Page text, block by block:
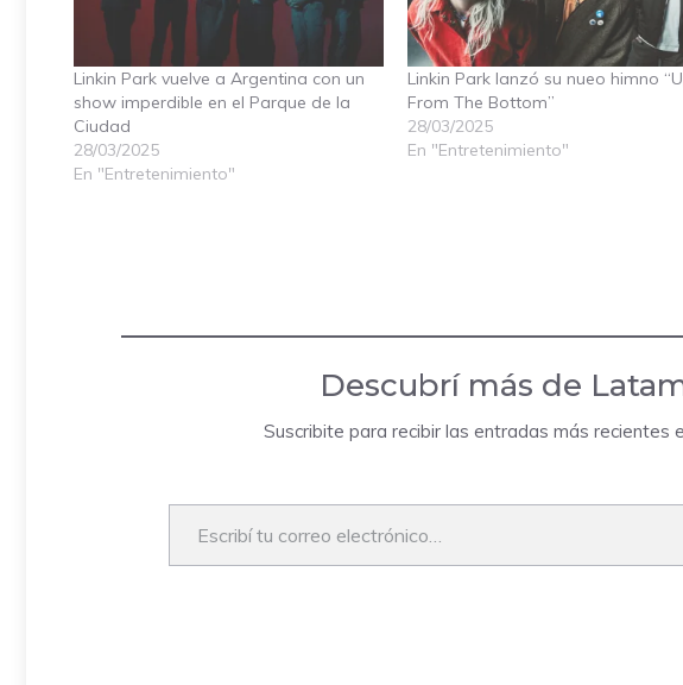
Linkin Park vuelve a Argentina con un
show imperdible en el Parque de la
Ciudad
28/03/2025
En "Entretenimiento"
Linkin Park lanzó su nueo himno
From The Bottom”
28/03/2025
En "Entretenimiento"
Descubrí más de
Suscribite para recibir las entradas más recientes
Escribí tu correo electrónico…